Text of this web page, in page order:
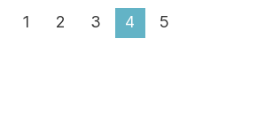
1 2 3 4 5